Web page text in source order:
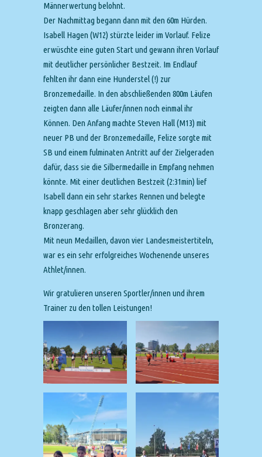
Männerwertung belohnt.
Der Nachmittag begann dann mit den 60m Hürden.
Isabell Hagen (W12) stürzte leider im Vorlauf. Felize
erwüschte eine guten Start und gewann ihren Vorlauf
mit deutlicher persönlicher Bestzeit. Im Endlauf
fehlten ihr dann eine Hunderstel (!) zur
Bronzemedaille. In den abschließenden 800m Läufen
zeigten dann alle Läufer/innen noch einmal ihr
Können. Den Anfang machte Steven Hall (M13) mit
neuer PB und der Bronzemedaille, Felize sorgte mit
SB und einem fulminaten Antritt auf der Zielgeraden
dafür, dass sie die Silbermedaille in Empfang nehmen
könnte. Mit einer deutlichen Bestzeit (2:31min) lief
Isabell dann ein sehr starkes Rennen und belegte
knapp geschlagen aber sehr glücklich den
Bronzerang.
Mit neun Medaillen, davon vier Landesmeistertiteln,
war es ein sehr erfolgreiches Wochenende unseres
Athlet/innen.
Wir gratulieren unseren Sportler/innen und ihrem
Trainer zu den tollen Leistungen!